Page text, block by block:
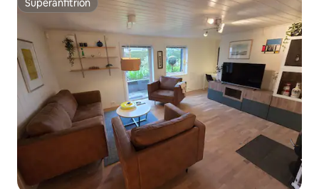
Superanfitrión